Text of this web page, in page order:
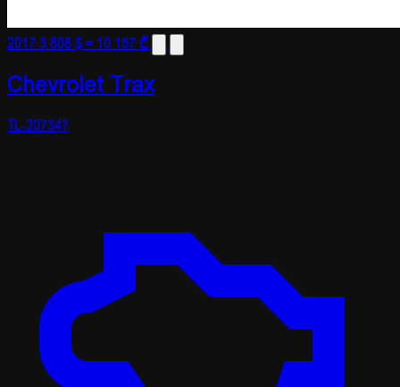
20173 808 $≈ 10 157 ₾
Chevrolet Trax
TL-207347